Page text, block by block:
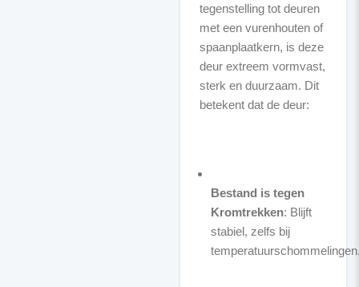
tegenstelling tot deuren
met een vurenhouten of
spaanplaatkern, is deze
deur extreem vormvast,
sterk en duurzaam. Dit
betekent dat de deur:
Bestand is tegen
Kromtrekken: Blijft
stabiel, zelfs bij